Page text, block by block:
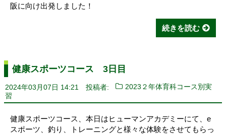
阪に向け出発しました！
続きを読む
健康スポーツコース 3日目
2024年03月07日 14:21 投稿者:
2023２年体育科コース別実
習
健康スポーツコース、本日はヒューマンアカデミーにて、e
スポーツ、釣り、トレーニングと様々な体験をさせてもらっ